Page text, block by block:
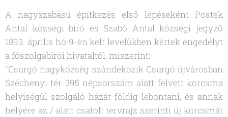
A nagyszabású építkezés első lépéseként Postek
Antal községi bíró és Szabó Antal községi jegyző
1893. április hó 9-én kelt levelükben kértek engedélyt
a főszolgabírói hivataltól, miszerint:
"Csurgó nagyközség szándékozik Csurgó újvárosban
Széchenyi tér 395 népsorszám alatt felvett korcsma
helyiségül szolgáló házát földig lebontani, és annak
helyére az / alatt csatolt tervrajz szerinti új korcsmát